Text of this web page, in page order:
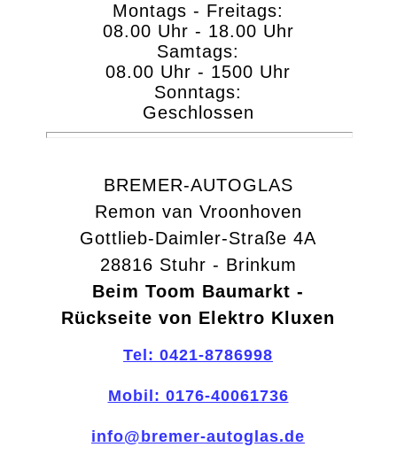
Montags - Freitags:
08.00 Uhr - 18.00 Uhr
Samtags:
08.00 Uhr - 1500 Uhr
Sonntags:
Geschlossen
BREMER-AUTOGLAS
Remon van Vroonhoven
Gottlieb-Daimler-Straße 4A
28816 Stuhr - Brinkum
Beim Toom Baumarkt -
Rückseite von Elektro Kluxen
Tel: 0421-8786998
Mobil: 0176-40061736
info@bremer-autoglas.de